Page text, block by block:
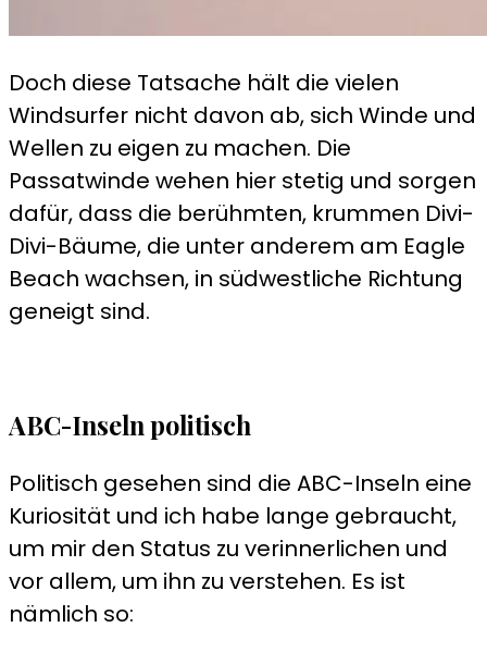
Doch diese Tatsache hält die vielen
Windsurfer nicht davon ab, sich Winde und
Wellen zu eigen zu machen. Die
Passatwinde wehen hier stetig und sorgen
dafür, dass die berühmten, krummen Divi-
Divi-Bäume, die unter anderem am Eagle
Beach wachsen, in südwestliche Richtung
geneigt sind.
ABC-Inseln politisch
Politisch gesehen sind die ABC-Inseln eine
Kuriosität und ich habe lange gebraucht,
um mir den Status zu verinnerlichen und
vor allem, um ihn zu verstehen. Es ist
nämlich so: